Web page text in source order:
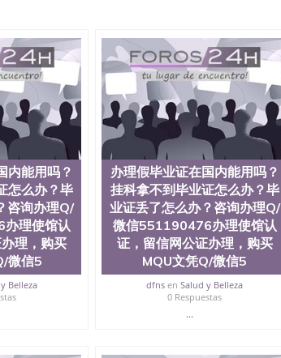
国外文凭质量QQ微信551190476国外本科毕业证
QQ微信551190476国外编号查询QQ微信
国外可查文凭QQ微信551190476网上购买真文凭
国外资格证书办理QQ微信551190476如
微信551190476 圣何塞州立大学（San Jose State
SJSU，是加州历史悠久的大学之一，也是美西
154公顷。它是一所位于加利福尼亚州的著名综
薪资，浓厚的多元化学术氛围，杰出的本科教育
，每年有来自世界各地的成百上千的海外学生前
实习机会和影响力的高等教育机构，并获誉为美
当今美国大学教学排名中表现优异。其毕业生大
谷公司甚至在学生大三和大四的学期提供许多
州立大学系统(CSU), 圣何塞州立大学都占据着
(Silicon Valley), 于附近的旧金山-圣何塞地区为全
和65个硕士学科，并有来自世界60余国的学生
商管理学，艺术设计，和航空学等，深受性肯定
不同国家的专业人士前来研究与学习。 二、办理
公司确认到账转制作点做电子图； 4、电子图做
成品做好拍照或者视频确认再付余款； 7、快递
明材料 1、教育部学历学位认证，留服真实存档
内能用吗？
怎么办？毕
咨询办理Q/
理使馆认
理，购买
微信5
Belleza
办理假毕业证在国内能用吗？
挂科拿不到毕业证怎么办？毕
业证丢了怎么办？咨询办理Q/
微信551190476办理使馆认
证，留信网公证办理，购买
MQU文凭Q/微信5
dfns enSalud y Belleza
0 Respuestas
...